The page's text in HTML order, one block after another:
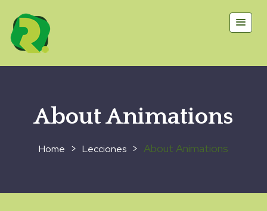
About Animations
> Lecciones > About Animations